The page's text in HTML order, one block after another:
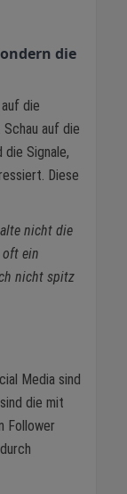
die
die
auf die
die Signale,
Diese
nicht die
oft ein
nicht spitz
Media sind
die mit
Follower